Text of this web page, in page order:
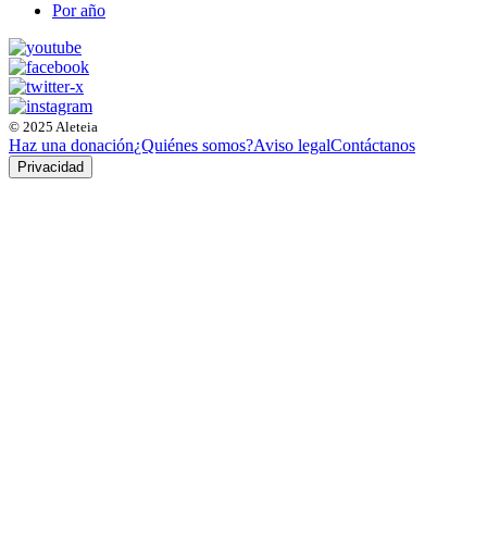
Por año
© 2025 Aleteia
Haz una donación¿Quiénes somos?Aviso legalContáctanos
Privacidad